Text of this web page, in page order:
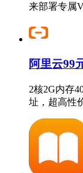
来部署专属
阿里云99
2核2G内存
址，超高性